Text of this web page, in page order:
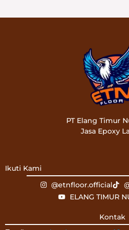
PT Elang Timur
Jasa Epoxy
Ikuti Kami
@etnfloor.official
ELANG TIMUR
Kontak